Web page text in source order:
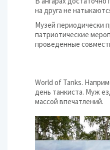
на друга не
Музей периодически
патриотические
проведенные
World of Tanks.
день танкиста. Муж
массой впечатлений.